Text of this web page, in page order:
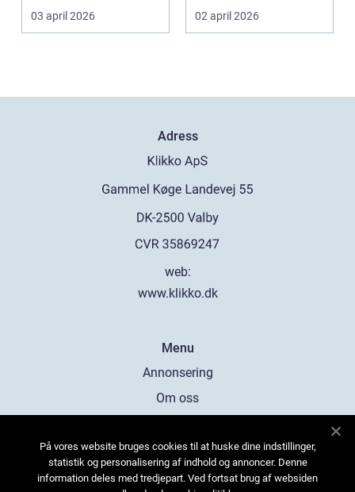
För många hushåll
runt Krist...
03 april 2026
ekonomiska affären i...
02 april 2026
Adress
web:
www.klikko.dk
Menu
Annonsering
Om oss
Kontakta oss
Sitemap
På vores website bruges cookies til at huske dine indstillinger,
statistik og personalisering af indhold og annoncer. Denne
information deles med tredjepart. Ved fortsat brug af websiden